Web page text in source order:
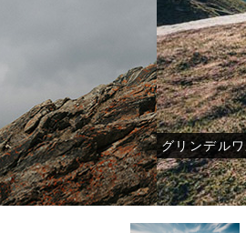
グリンデル